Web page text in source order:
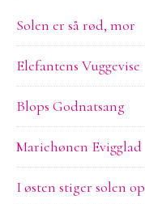
Solen er så rød, mor
Elefantens Vuggevise
Blops Godnatsang
Mariehønen Evigglad
I østen stiger solen op